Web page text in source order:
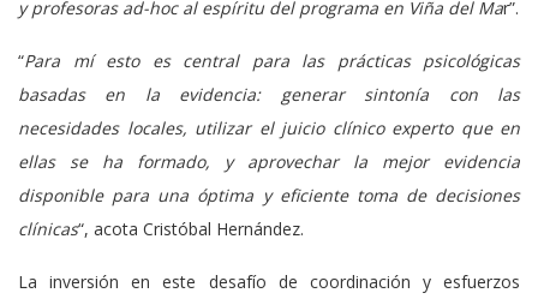
y profesoras ad-hoc al espíritu del programa en Viña del Mar”.
“Para mí esto es central para las prácticas psicológicas
basadas en la evidencia: generar sintonía con las
necesidades locales, utilizar el juicio clínico experto que en
ellas se ha formado, y aprovechar la mejor evidencia
disponible para una óptima y eficiente toma de decisiones
clínicas“, acota Cristóbal Hernández.
La inversión en este desafío de coordinación y esfuerzos